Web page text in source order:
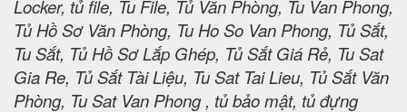
Locker, tủ file, Tu File, Tủ Văn Phòng, Tu Van Phong,
Tủ Hồ Sơ Văn Phòng, Tu Ho So Van Phong, Tủ Sắt,
Tu Sắt, Tủ Hồ Sơ Lắp Ghép, Tủ Sắt Giá Rẻ, Tu Sat
Gia Re, Tủ Sắt Tài Liệu, Tu Sat Tai Lieu, Tủ Sắt Văn
Phòng, Tu Sat Van Phong , tủ bảo mật, tủ đựng